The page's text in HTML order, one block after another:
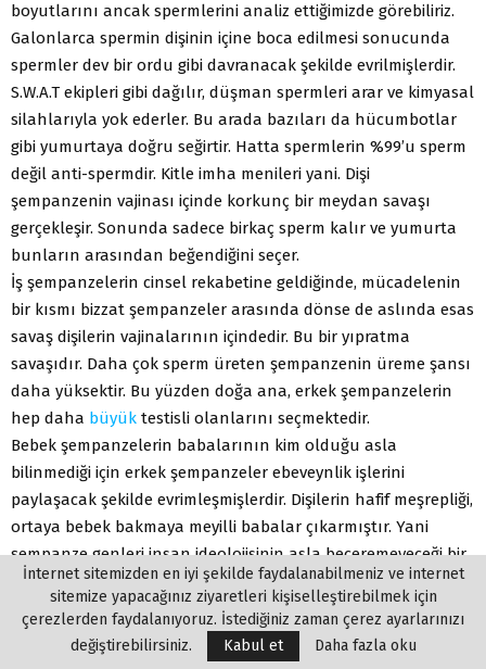
boyutlarını ancak spermlerini analiz ettiğimizde görebiliriz.
Galonlarca spermin dişinin içine boca edilmesi sonucunda
spermler dev bir ordu gibi davranacak şekilde evrilmişlerdir.
S.W.A.T ekipleri gibi dağılır, düşman spermleri arar ve kimyasal
silahlarıyla yok ederler. Bu arada bazıları da hücumbotlar
gibi yumurtaya doğru seğirtir. Hatta spermlerin %99’u sperm
değil anti-spermdir. Kitle imha menileri yani. Dişi
şempanzenin vajinası içinde korkunç bir meydan savaşı
gerçekleşir. Sonunda sadece birkaç sperm kalır ve yumurta
bunların arasından beğendiğini seçer.
İş şempanzelerin cinsel rekabetine geldiğinde, mücadelenin
bir kısmı bizzat şempanzeler arasında dönse de aslında esas
savaş dişilerin vajinalarının içindedir. Bu bir yıpratma
savaşıdır. Daha çok sperm üreten şempanzenin üreme şansı
daha yüksektir. Bu yüzden doğa ana, erkek şempanzelerin
hep daha büyük testisli olanlarını seçmektedir.
Bebek şempanzelerin babalarının kim olduğu asla
bilinmediği için erkek şempanzeler ebeveynlik işlerini
paylaşacak şekilde evrimleşmişlerdir. Dişilerin hafif meşrepliği,
ortaya bebek bakmaya meyilli babalar çıkarmıştır. Yani
şempanze genleri insan ideolojisinin asla beceremeyeceği bir
şeyi becermiş, sosyalist ebeveynlik sistemini geliştirmiştir:
neredeyse sıfır teşvik ve yarım gönüllü bir görev duygusu.
Şu bilimsel prensibi hatırlayın: Dişiler ne kadar çapkınsa,
İnternet sitemizden en iyi şekilde faydalanabilmeniz ve internet
sitemize yapacağınız ziyaretleri kişiselleştirebilmek için
çerezlerden faydalanıyoruz. İstediğiniz zaman çerez ayarlarınızı
değiştirebilirsiniz.
Kabul et Daha fazla oku